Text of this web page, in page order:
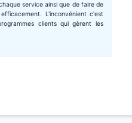
service ainsi que de faire de
L'inconvénient c'est
clients qui gèrent les